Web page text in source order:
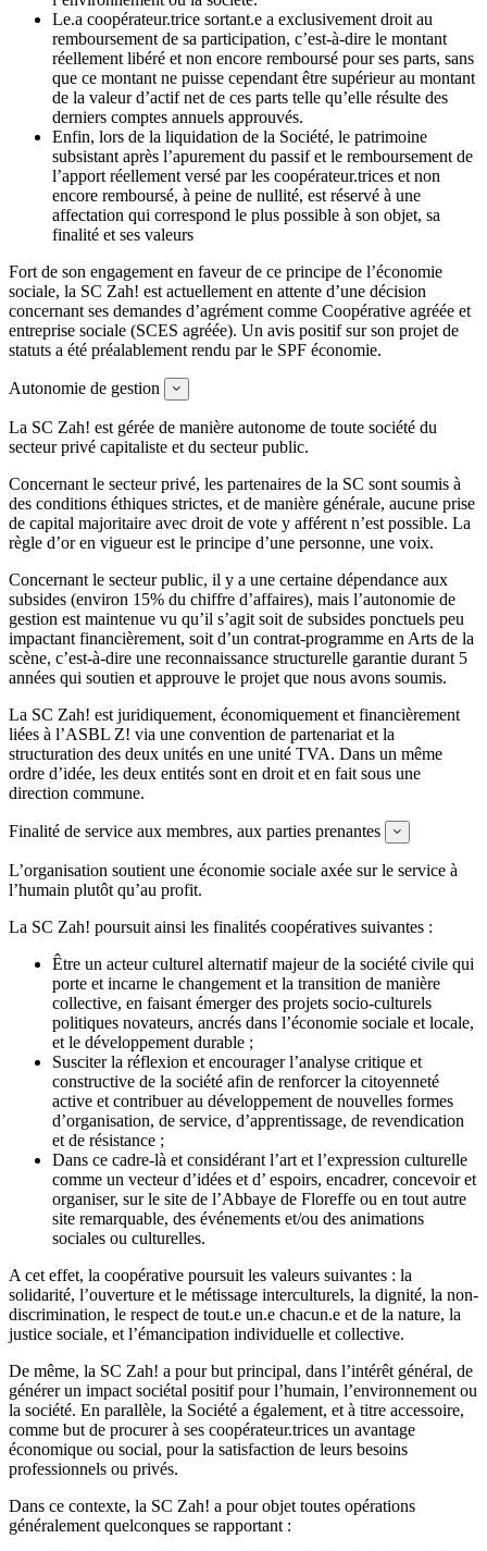
Le.a coopérateur.trice sortant.e a exclusivement droit au
remboursement de sa participation, c’est-à-dire le montant
réellement libéré et non encore remboursé pour ses parts, sans
que ce montant ne puisse cependant être supérieur au montant
de la valeur d’actif net de ces parts telle qu’elle résulte des
derniers comptes annuels approuvés.
Enfin, lors de la liquidation de la Société, le patrimoine
subsistant après l’apurement du passif et le remboursement de
l’apport réellement versé par les coopérateur.trices et non
encore remboursé, à peine de nullité, est réservé à une
affectation qui correspond le plus possible à son objet, sa
finalité et ses valeurs
Fort de son engagement en faveur de ce principe de l’économie
sociale, la SC Zah! est actuellement en attente d’une décision
concernant ses demandes d’agrément comme Coopérative agréée et
entreprise sociale (SCES agréée). Un avis positif sur son projet de
statuts a été préalablement rendu par le SPF économie.
Autonomie de gestion Expand
La SC Zah! est gérée de manière autonome de toute société du
secteur privé capitaliste et du secteur public.
Concernant le secteur privé, les partenaires de la SC sont soumis à
des conditions éthiques strictes, et de manière générale, aucune prise
de capital majoritaire avec droit de vote y afférent n’est possible. La
règle d’or en vigueur est le principe d’une personne, une voix.
Concernant le secteur public, il y a une certaine dépendance aux
subsides (environ 15% du chiffre d’affaires), mais l’autonomie de
gestion est maintenue vu qu’il s’agit soit de subsides ponctuels peu
impactant financièrement, soit d’un contrat-programme en Arts de la
scène, c’est-à-dire une reconnaissance structurelle garantie durant 5
années qui soutien et approuve le projet que nous avons soumis.
La SC Zah! est juridiquement, économiquement et financièrement
liées à l’ASBL Z! via une convention de partenariat et la
structuration des deux unités en une unité TVA. Dans un même
ordre d’idée, les deux entités sont en droit et en fait sous une
direction commune.
Finalité de service aux membres, aux parties prenantes Expand
L’organisation soutient une économie sociale axée sur le service à
l’humain plutôt qu’au profit.
La SC Zah! poursuit ainsi les finalités coopératives suivantes :
Être un acteur culturel alternatif majeur de la société civile qui
porte et incarne le changement et la transition de manière
collective, en faisant émerger des projets socio-culturels
politiques novateurs, ancrés dans l’économie sociale et locale,
et le développement durable ;
Susciter la réflexion et encourager l’analyse critique et
constructive de la société afin de renforcer la citoyenneté
active et contribuer au développement de nouvelles formes
d’organisation, de service, d’apprentissage, de revendication
et de résistance ;
Dans ce cadre-là et considérant l’art et l’expression culturelle
comme un vecteur d’idées et d’ espoirs, encadrer, concevoir et
organiser, sur le site de l’Abbaye de Floreffe ou en tout autre
site remarquable, des événements et/ou des animations
sociales ou culturelles.
A cet effet, la coopérative poursuit les valeurs suivantes : la
solidarité, l’ouverture et le métissage interculturels, la dignité, la non-
discrimination, le respect de tout.e un.e chacun.e et de la nature, la
justice sociale, et l’émancipation individuelle et collective.
De même, la SC Zah! a pour but principal, dans l’intérêt général, de
générer un impact sociétal positif pour l’humain, l’environnement ou
la société. En parallèle, la Société a également, et à titre accessoire,
comme but de procurer à ses coopérateur.trices un avantage
économique ou social, pour la satisfaction de leurs besoins
professionnels ou privés.
Dans ce contexte, la SC Zah! a pour objet toutes opérations
généralement quelconques se rapportant :